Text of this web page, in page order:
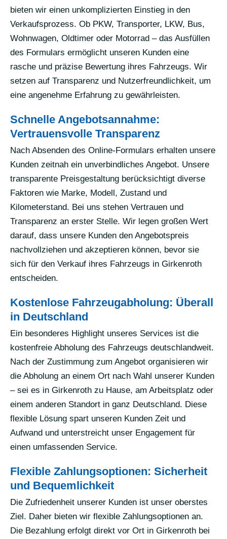
bieten wir einen unkomplizierten Einstieg in den
Verkaufsprozess. Ob PKW, Transporter, LKW, Bus,
Wohnwagen, Oldtimer oder Motorrad – das Ausfüllen
des Formulars ermöglicht unseren Kunden eine
rasche und präzise Bewertung ihres Fahrzeugs. Wir
setzen auf Transparenz und Nutzerfreundlichkeit, um
eine angenehme Erfahrung zu gewährleisten.
Schnelle Angebotsannahme:
Vertrauensvolle Transparenz
Nach Absenden des Online-Formulars erhalten unsere
Kunden zeitnah ein unverbindliches Angebot. Unsere
transparente Preisgestaltung berücksichtigt diverse
Faktoren wie Marke, Modell, Zustand und
Kilometerstand. Bei uns stehen Vertrauen und
Transparenz an erster Stelle. Wir legen großen Wert
darauf, dass unsere Kunden den Angebotspreis
nachvollziehen und akzeptieren können, bevor sie
sich für den Verkauf ihres Fahrzeugs in Girkenroth
entscheiden.
Kostenlose Fahrzeugabholung: Überall
in Deutschland
Ein besonderes Highlight unseres Services ist die
kostenfreie Abholung des Fahrzeugs deutschlandweit.
Nach der Zustimmung zum Angebot organisieren wir
die Abholung an einem Ort nach Wahl unserer Kunden
– sei es in Girkenroth zu Hause, am Arbeitsplatz oder
einem anderen Standort in ganz Deutschland. Diese
flexible Lösung spart unseren Kunden Zeit und
Aufwand und unterstreicht unser Engagement für
einen umfassenden Service.
Flexible Zahlungsoptionen: Sicherheit
und Bequemlichkeit
Die Zufriedenheit unserer Kunden ist unser oberstes
Ziel. Daher bieten wir flexible Zahlungsoptionen an.
Die Bezahlung erfolgt direkt vor Ort in Girkenroth bei